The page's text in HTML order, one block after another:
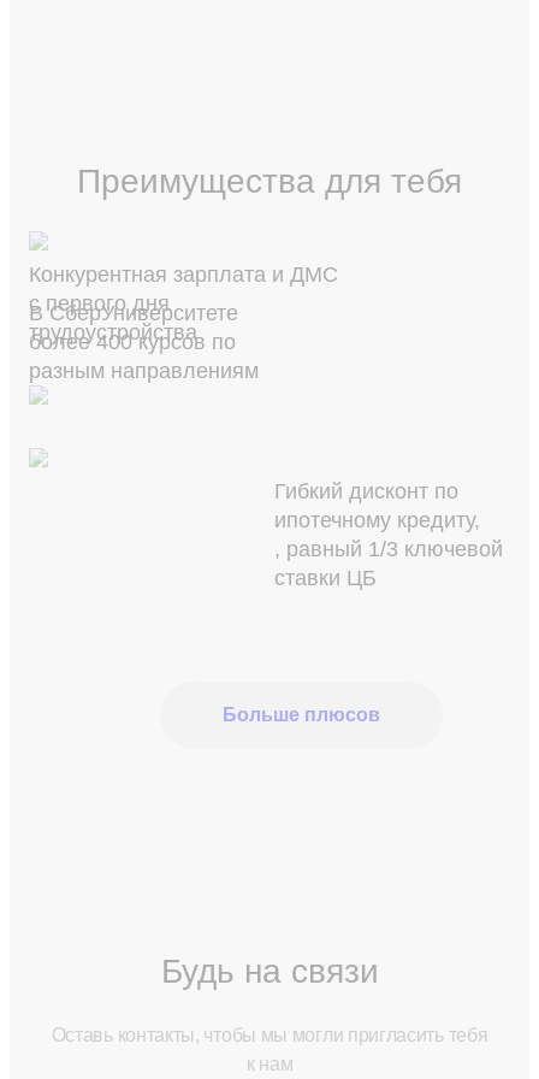
Преимущества для тебя
Конкурентная зарплата и ДМС
с первого дня
трудоустройства
В СберУниверситете
более 400 курсов по
разным направлениям
Гибкий дисконт по
ипотечному кредиту,
, равный 1/3 ключевой
ставки ЦБ
Больше плюсов
Будь на связи
Оставь контакты, чтобы мы могли пригласить тебя
к нам